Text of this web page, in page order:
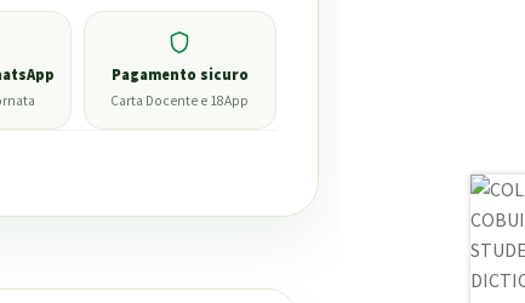
Pagamento sicuro
Carta Docente e 18App